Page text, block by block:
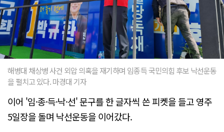
해병대 채상병 사건 외압 의혹을 재기하며 임종득 국민의힘 후보 낙선운동
을 펼치고 있다. 마경대 기자
이어 '임·종·득·낙·선' 문구를 한 글자씩 쓴 피켓을 들고 영주
5일장을 돌며 낙선운동을 이어갔다.